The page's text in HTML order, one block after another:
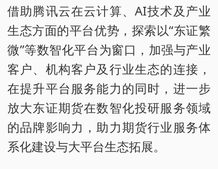
借助腾讯云在云计算、AI技术及产业
生态方面的平台优势，探索以“东证繁
微”等数智化平台为窗口，加强与产业
客户、机构客户及行业生态的连接，
在提升平台服务能力的同时，进一步
放大东证期货在数智化投研服务领域
的品牌影响力，助力期货行业服务体
系化建设与大平台生态拓展。